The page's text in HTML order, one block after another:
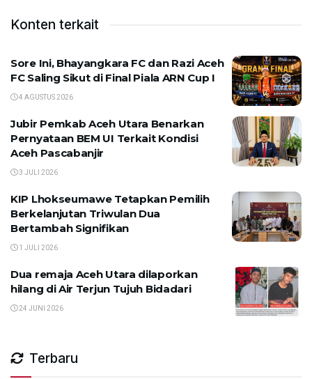
Konten terkait
Sore Ini, Bhayangkara FC dan Razi Aceh
FC Saling Sikut di Final Piala ARN Cup I
4 AGUSTUS 2026
Jubir Pemkab Aceh Utara Benarkan
Pernyataan BEM UI Terkait Kondisi
Aceh Pascabanjir
3 JULI 2026
KIP Lhokseumawe Tetapkan Pemilih
Berkelanjutan Triwulan Dua
Bertambah Signifikan
1 JULI 2026
Dua remaja Aceh Utara dilaporkan
hilang di Air Terjun Tujuh Bidadari
24 JUNI 2026
Terbaru